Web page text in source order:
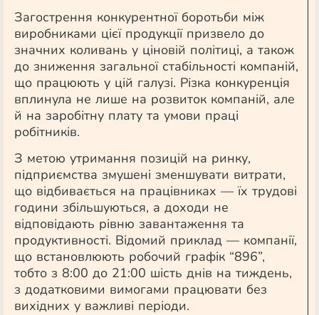
Загострення конкурентної боротьби між
виробниками цієї продукції призвело до
значних коливань у ціновій політиці, а також
до зниження загальної стабільності компаній,
що працюють у цій галузі. Різка конкуренція
вплинула не лише на розвиток компаній, але
й на заробітну плату та умови праці
робітників.
З метою утримання позицій на ринку,
підприємства змушені зменшувати витрати,
що відбивається на працівниках — їх трудові
години збільшуються, а доходи не
відповідають рівню завантаження та
продуктивності. Відомий приклад — компанії,
що встановлюють робочий графік “896”,
тобто з 8:00 до 21:00 шість днів на тиждень,
з додатковими вимогами працювати без
вихідних у важливі періоди.